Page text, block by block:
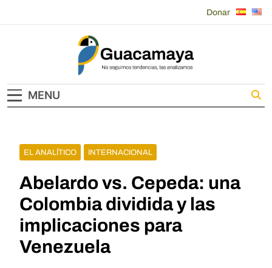
Donar
Guacamaya
MENU
EL ANALÍTICO INTERNACIONAL
Abelardo vs. Cepeda: una
Colombia dividida y las
implicaciones para
Venezuela